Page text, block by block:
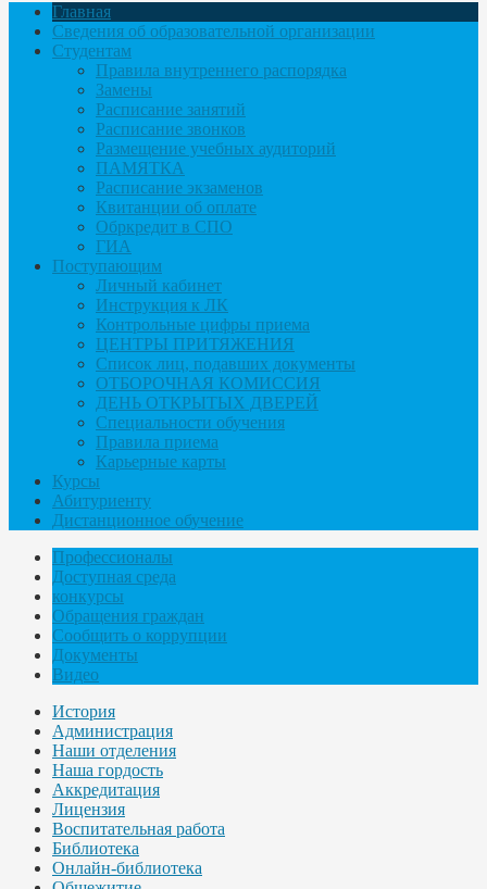
Главная
Сведения об образовательной организации
Студентам
Правила внутреннего распорядка
Замены
Расписание занятий
Расписание звонков
Размещение учебных аудиторий
ПАМЯТКА
Расписание экзаменов
Квитанции об оплате
Обркредит в СПО
ГИА
Поступающим
Личный кабинет
Инструкция к ЛК
Контрольные цифры приема
ЦЕНТРЫ ПРИТЯЖЕНИЯ
Список лиц, подавших документы
ОТБОРОЧНАЯ КОМИССИЯ
ДЕНЬ ОТКРЫТЫХ ДВЕРЕЙ
Специальности обучения
Правила приема
Карьерные карты
Курсы
Абитуриенту
Дистанционное обучение
Профессионалы
Доступная среда
конкурсы
Обращения граждан
Сообщить о коррупции
Документы
Видео
История
Администрация
Наши отделения
Наша гордость
Аккредитация
Лицензия
Воспитательная работа
Библиотека
Онлайн-библиотека